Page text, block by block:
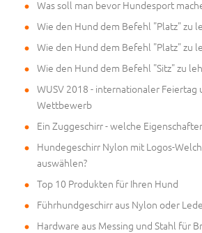
Was soll man bevor Hundesport
Wie den Hund dem Befehl "Platz" zu
Wie den Hund dem Befehl "Platz" zu
Wie den Hund dem Befehl "Sitz" zu
WUSV 2018 - internationaler Feiertag
Wettbewerb
Ein Zuggeschirr - welche
Hundegeschirr Nylon mit Logos-
auswählen?
Top 10 Produkten für Ihren Hund
Führhundgeschirr aus Nylon oder
Hardware aus Messing und Stahl für